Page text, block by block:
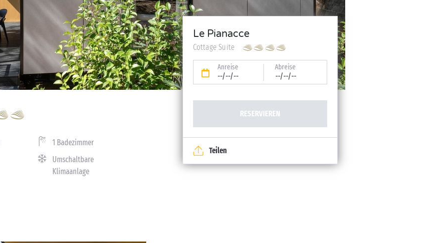
1 Badezimmer
Umschaltbare
Klimaanlage
Le Pianacce
Cottage Suite
Anreise
--/--/--
Abreise
--/--/--
RESERVIEREN
Teilen